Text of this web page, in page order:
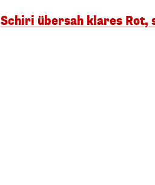
Schiri übersah klares